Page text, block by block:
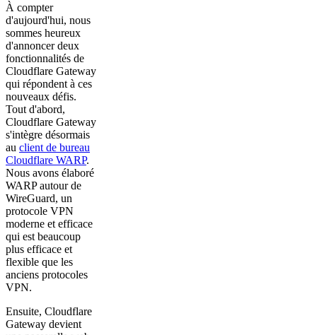
À compter
d'aujourd'hui, nous
sommes heureux
d'annoncer deux
fonctionnalités de
Cloudflare Gateway
qui répondent à ces
nouveaux défis.
Tout d'abord,
Cloudflare Gateway
s'intègre désormais
au client de bureau
Cloudflare WARP.
Nous avons élaboré
WARP autour de
WireGuard, un
protocole VPN
moderne et efficace
qui est beaucoup
plus efficace et
flexible que les
anciens protocoles
VPN.
Ensuite, Cloudflare
Gateway devient